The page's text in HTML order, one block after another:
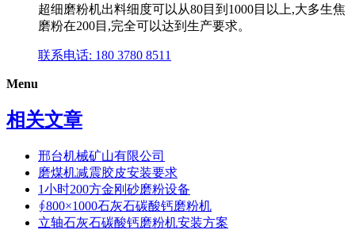
超细磨粉机出料细度可以从80目到1000目以上,大多生焦
磨粉在200目,完全可以达到生产要求。
联系电话: 180 3780 8511
Menu
相关文章
邢台机械矿山有限公司
磨煤机减震胶皮安装要求
1小时200方金刚砂磨粉设备
∮800×1000石灰石碳酸钙磨粉机
立轴石灰石碳酸钙磨粉机安装方案